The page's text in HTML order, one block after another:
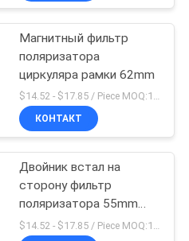
Магнитный фильтр
поляризатора
циркуляра рамки 62mm
$14.52 - $17.85 / Piece MOQ:100
КОНТАКТ
Двойник встал на
сторону фильтр
поляризатора 55mm
полный круговой
$14.52 - $17.85 / Piece MOQ:100